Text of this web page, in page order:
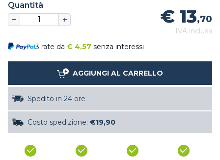
Quantità
€ 13,70
IVA inclusa
3 rate da € 4,57 senza interessi
AGGIUNGI AL CARRELLO
Spedito in 24 ore
Costo spedizione: €19,90